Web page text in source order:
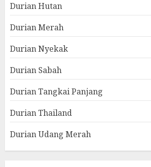
Durian Hutan
Durian Merah
Durian Nyekak
Durian Sabah
Durian Tangkai Panjang
Durian Thailand
Durian Udang Merah